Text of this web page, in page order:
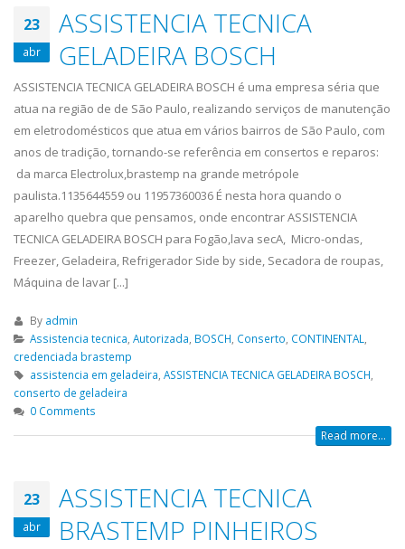
23
abr
ASSISTENCIA TECNICA
GELADEIRA BOSCH
ASSISTENCIA TECNICA GELADEIRA BOSCH é uma empresa séria que
atua na região de de São Paulo, realizando serviços de manutenção
em eletrodomésticos que atua em vários bairros de São Paulo, com
anos de tradição, tornando-se referência em consertos e reparos:
da marca Electrolux,brastemp na grande metrópole
paulista.1135644559 ou 11957360036 É nesta hora quando o
aparelho quebra que pensamos, onde encontrar ASSISTENCIA
TECNICA GELADEIRA BOSCH para Fogão,lava secA, Micro-ondas,
Freezer, Geladeira, Refrigerador Side by side, Secadora de roupas,
Máquina de lavar [...]
By admin
Assistencia tecnica, Autorizada, BOSCH, Conserto, CONTINENTAL,
credenciada brastemp
assistencia em geladeira, ASSISTENCIA TECNICA GELADEIRA BOSCH,
conserto de geladeira
0 Comments
Read more...
23
abr
ASSISTENCIA TECNICA
BRASTEMP PINHEIROS